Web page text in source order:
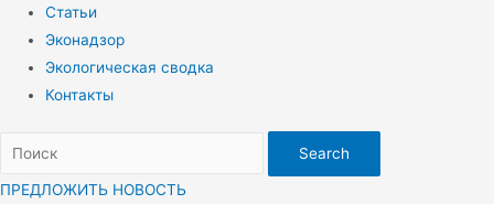
Статьи
Эконадзор
Экологическая сводка
Контакты
Search
ПРЕДЛОЖИТЬ НОВОСТЬ